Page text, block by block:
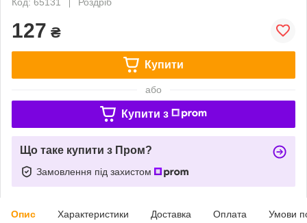
127 ₴
Купити
або
Купити з
Що таке купити з Пром?
Замовлення під захистом
Опис Характеристики Доставка Оплата Умови